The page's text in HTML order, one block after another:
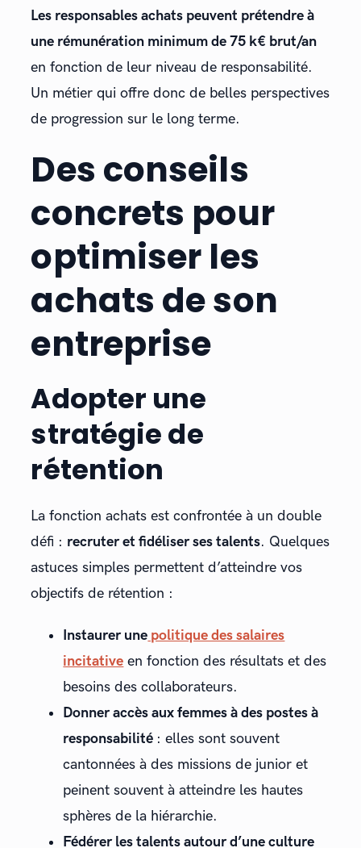
Les responsables achats peuvent prétendre à
une rémunération minimum de 75 k€ brut/an
en fonction de leur niveau de responsabilité.
Un métier qui offre donc de belles perspectives
de progression sur le long terme.
Des conseils
concrets pour
optimiser les
achats de son
entreprise
Adopter une
stratégie de
rétention
La fonction achats est confrontée à un double
défi : recruter et fidéliser ses talents. Quelques
astuces simples permettent d’atteindre vos
objectifs de rétention :
Instaurer une politique des salaires
incitative en fonction des résultats et des
besoins des collaborateurs.
Donner accès aux femmes à des postes à
responsabilité : elles sont souvent
cantonnées à des missions de junior et
peinent souvent à atteindre les hautes
sphères de la hiérarchie.
Fédérer les talents autour d’une culture